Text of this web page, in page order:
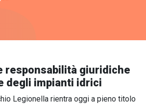
responsabilità giuridiche
degli impianti idrici
Legionella rientra oggi a pieno titolo